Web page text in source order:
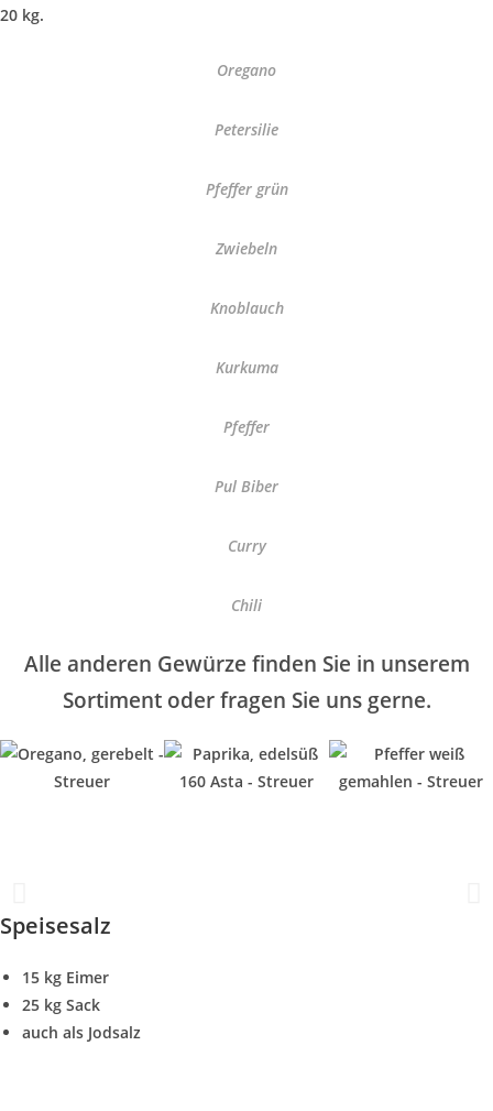
20 kg.
Oregano
Petersilie
Pfeffer grün
Zwiebeln
Knoblauch
Kurkuma
Pfeffer
Pul Biber
Curry
Chili
Alle anderen Gewürze finden Sie in unserem
Sortiment oder fragen Sie uns gerne.
Speisesalz
15 kg Eimer
25 kg Sack
auch als Jodsalz